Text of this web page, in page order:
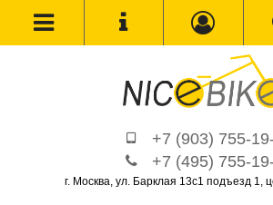
+7 (903) 755-
+7 (495) 755-
г. Москва, ул. Барклая 13с1 подъезд 1,